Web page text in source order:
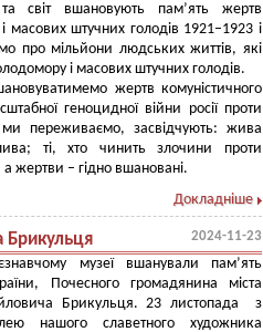
світ вшановують пам’ять жертв
масових штучних голодів 1921–1923 і
про мільйони людських життів, які
і масових штучних голодів.
жертв комуністичного
геноцидної війни росії проти
ми переживаємо, засвідчують: жива
ті, хто чинить злочини проти
жертви – гідно вшановані.
Докладніше
Брикульця 2024-11-23
музеї вшанували пам’ять
Почесного громадянина міста
Брикульця. 23 листопада з
нашого славетного художника